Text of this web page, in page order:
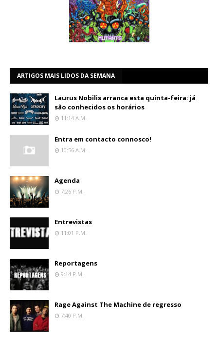
ARTIGOS MAIS LIDOS DA SEMANA
Laurus Nobilis arranca esta quinta-feira: já
são conhecidos os horários
11:14 A.m.
Entra em contacto connosco!
10:56 A.m.
Agenda
7:26 P.m.
Entrevistas
11:01 P.m.
Reportagens
9:14 P.m.
Rage Against The Machine de regresso
7:40 P.m.